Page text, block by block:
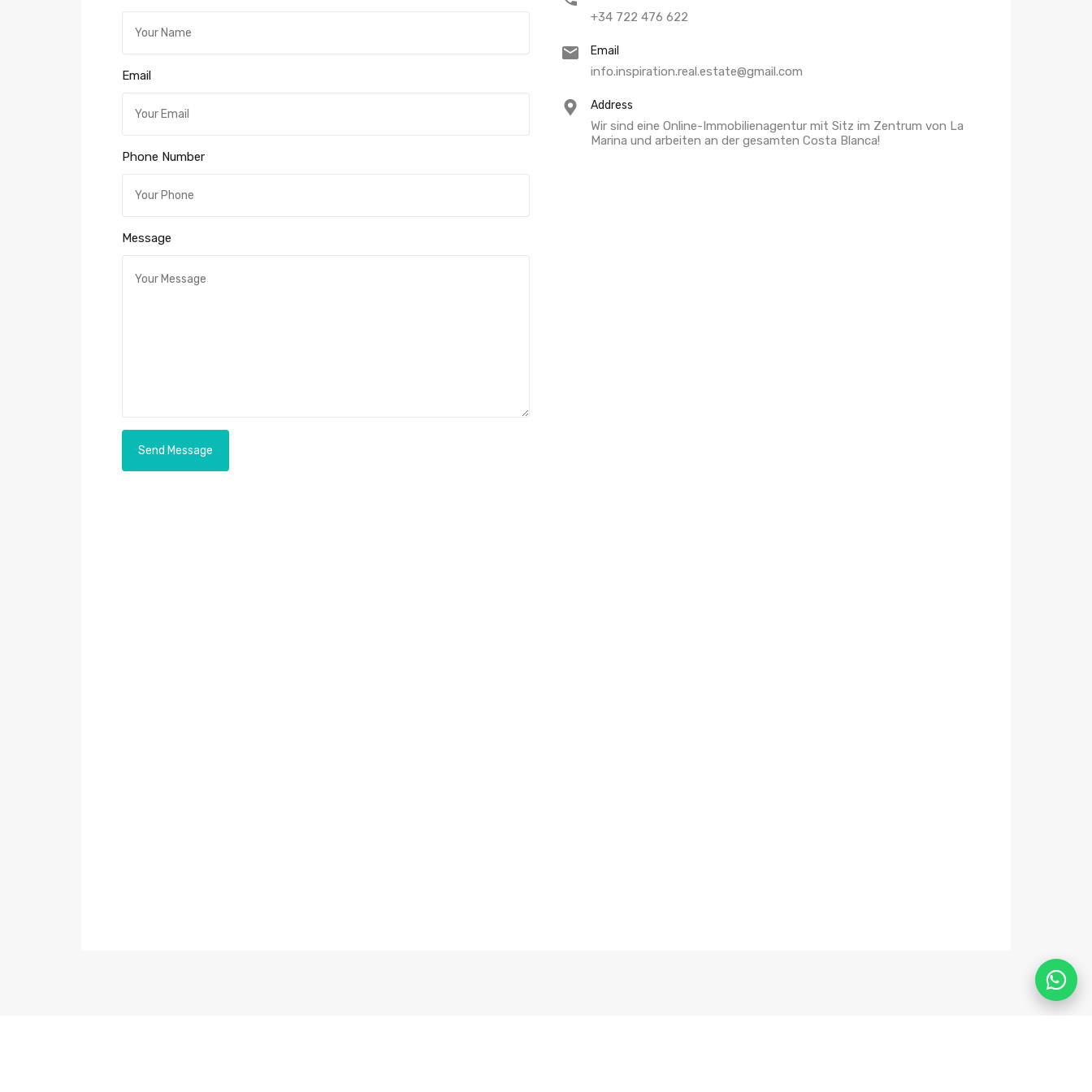
Email
Phone Number
Message
+34 722 476 622
Email
info.inspiration.real.estate@gmail.com
Address
Wir sind eine Online-Immobilienagentur mit Sitz im Zentrum von La
Marina und arbeiten an der gesamten Costa Blanca!